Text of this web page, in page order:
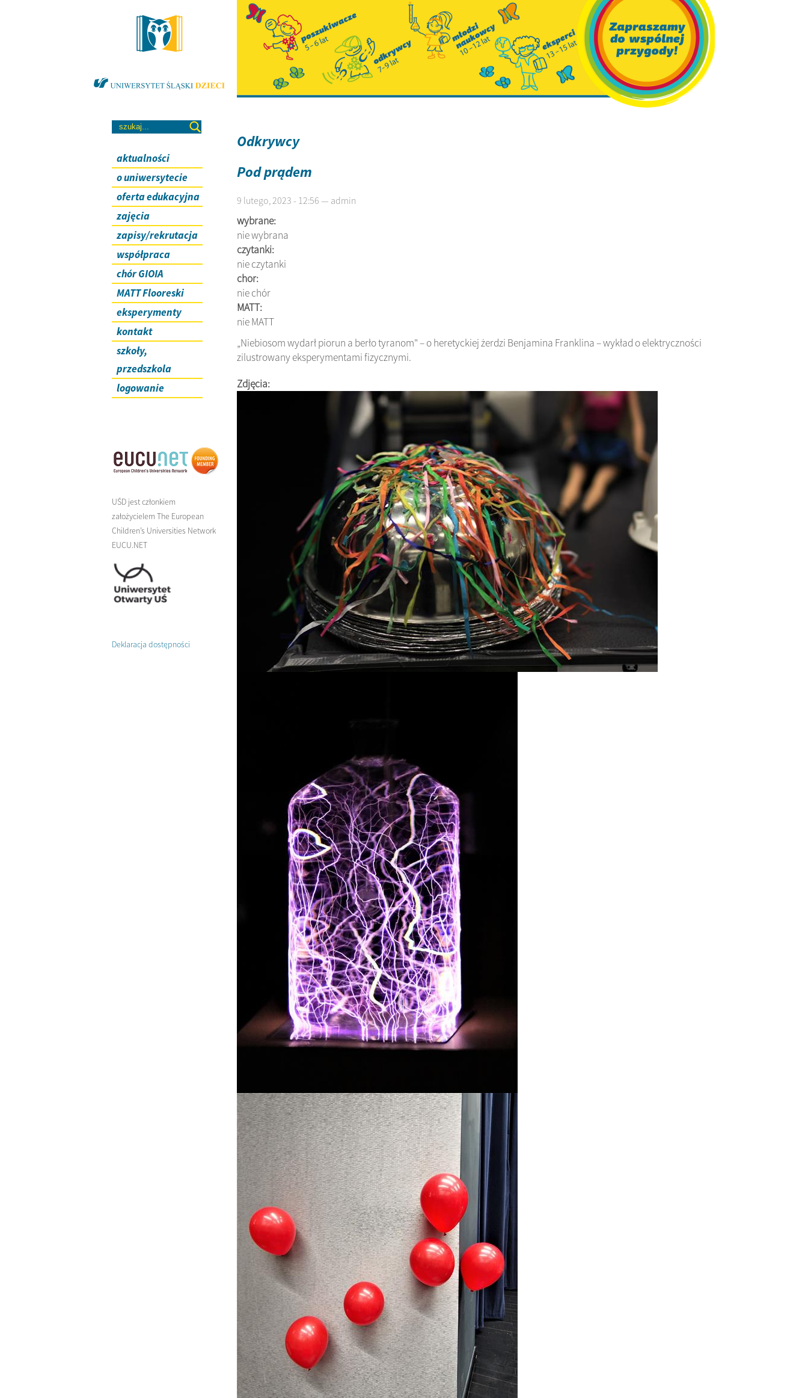
aktualności
o uniwersytecie
oferta edukacyjna
zajęcia
zapisy/rekrutacja
współpraca
chór GIOIA
MATT Flooreski
eksperymenty
kontakt
szkoły,
przedszkola
logowanie
UŚD jest członkiem
założycielem The European
Children’s Universities Network
EUCU.NET
Deklaracja dostępności
Odkrywcy
Pod prądem
9 lutego, 2023 - 12:56 — admin
wybrane:
nie wybrana
czytanki:
nie czytanki
chor:
nie chór
MATT:
nie MATT
„Niebiosom wydarł piorun a berło tyranom" – o heretyckiej żerdzi Benjamina Franklina – wykład o elektryczności
zilustrowany eksperymentami fizycznymi.
Zdjęcia: